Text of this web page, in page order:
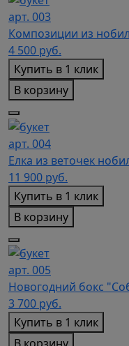
арт. 003
Композиции из
4 500 руб.
Купить в 1 клик
В корзину
арт. 004
Елка из веточек
11 900 руб.
Купить в 1 клик
В корзину
арт. 005
Новогодний бокс
3 700 руб.
Купить в 1 клик